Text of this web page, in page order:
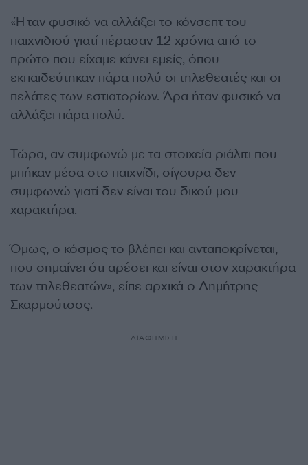
«Ήταν φυσικό να αλλάξει το κόνσεπτ του
παιχνιδιού γιατί πέρασαν 12 χρόνια από το
πρώτο που είχαμε κάνει εμείς, όπου
εκπαιδεύτηκαν πάρα πολύ οι τηλεθεατές και οι
πελάτες των εστιατορίων. Άρα ήταν φυσικό να
αλλάξει πάρα πολύ.
Τώρα, αν συμφωνώ με τα στοιχεία ριάλιτι που
μπήκαν μέσα στο παιχνίδι, σίγουρα δεν
συμφωνώ γιατί δεν είναι του δικού μου
χαρακτήρα.
Όμως, ο κόσμος το βλέπει και ανταποκρίνεται,
που σημαίνει ότι αρέσει και είναι στον χαρακτήρα
των τηλεθεατών», είπε αρχικά ο Δημήτρης
Σκαρμούτσος.
ΔΙΑΦΗΜΙΣΗ